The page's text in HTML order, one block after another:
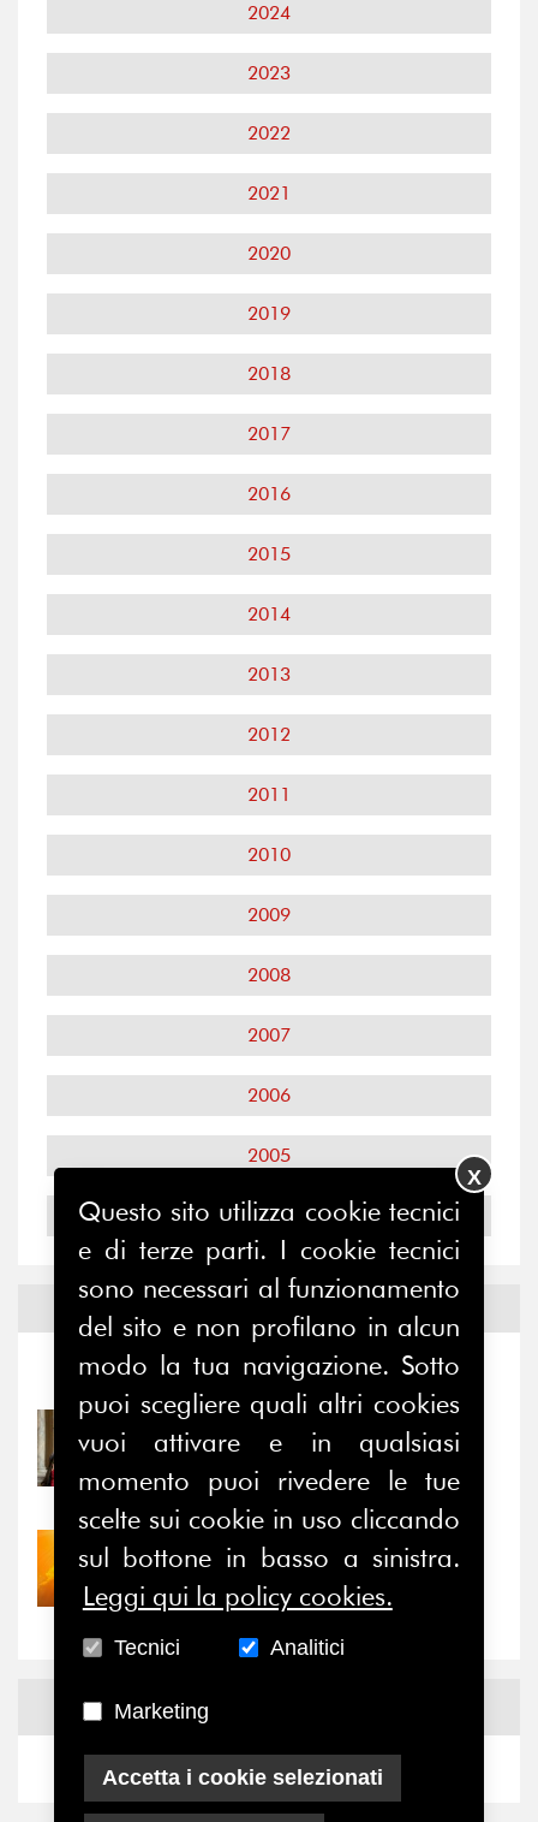
2024
2023
2022
2021
2020
2019
2018
2017
2016
2015
2014
2013
2012
2011
2010
2009
2008
2007
2006
2005
2004
Notizie-Eventi
31/07/2026
Prima della pausa estiva,
il valore di...
30/07/2026
Nove anni dopo la
“grande cecità”: la...
News
Questo sito utilizza cookie tecnici
e di terze parti. I cookie tecnici
sono necessari al funzionamento
del sito e non profilano in alcun
modo la tua navigazione. Sotto
puoi scegliere quali altri cookies
vuoi attivare e in qualsiasi
momento puoi rivedere le tue
scelte sui cookie in uso cliccando
sul bottone in basso a sinistra.
Leggi qui la policy cookies.
Tecnici Analitici
Marketing
Accetta i cookie selezionati
X